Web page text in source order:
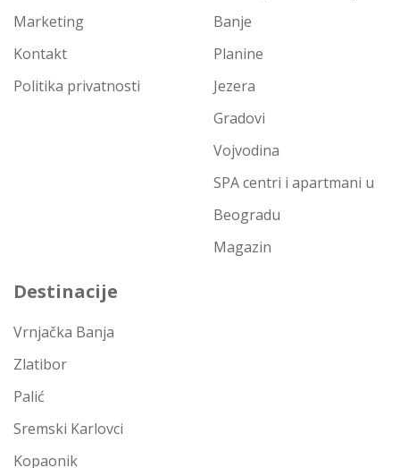
Marketing
Kontakt
Politika privatnosti
Banje
Planine
Jezera
Gradovi
Vojvodina
SPA centri i apartmani u
Beogradu
Magazin
Destinacije
Vrnjačka Banja
Zlatibor
Palić
Sremski Karlovci
Kopaonik